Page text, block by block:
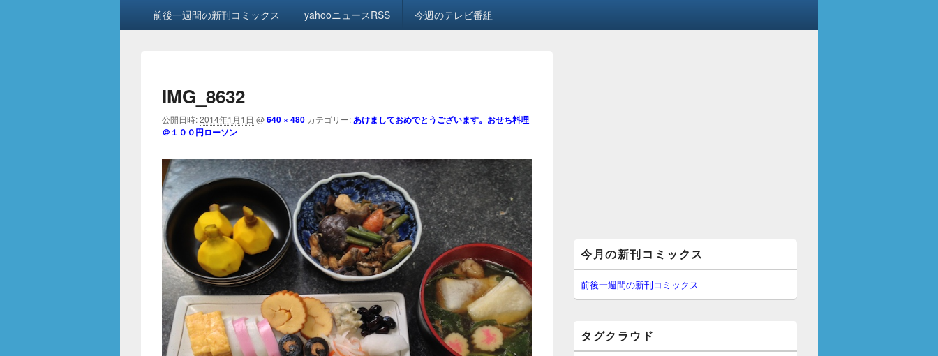
前後一週間の新刊コミックス yahooニュースRSS 今週のテレビ番組
IMG_8632
公開日時:2014年1月1日 @640 × 480 カテゴリー:あけましておめでとうございます。おせち料理
＠１００円ローソン
イ
ン
サ
イ
ー
今月の新刊コミックス
前後一週間の新刊コミックス
タグクラウド